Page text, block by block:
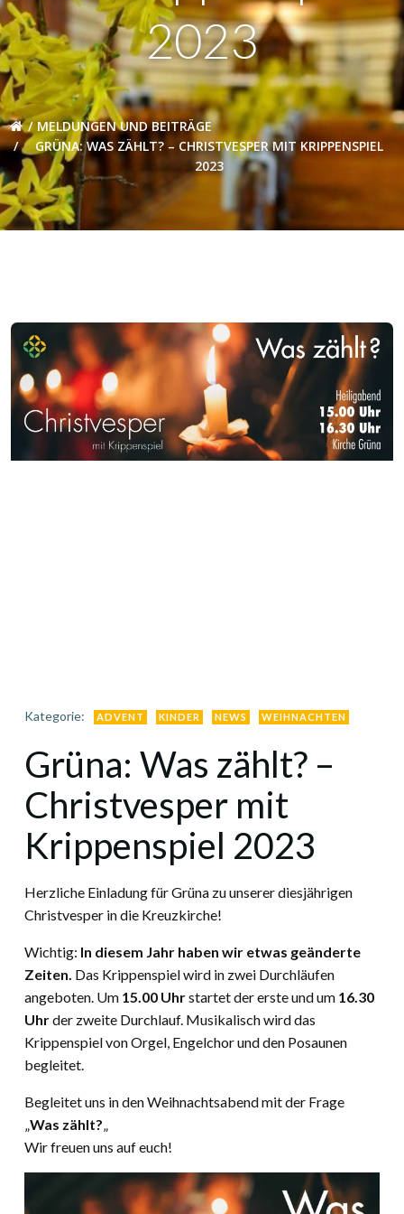
2023
MELDUNGEN UND BEITRÄGE
GRÜNA: WAS ZÄHLT? – CHRISTVESPER MIT KRIPPENSPIEL
2023
Kategorie: ADVENT KINDER NEWS WEIHNACHTEN
Grüna: Was zählt? –
Christvesper mit
Krippenspiel 2023
Herzliche Einladung für Grüna zu unserer diesjährigen
Christvesper in die Kreuzkirche!
Wichtig: In diesem Jahr haben wir etwas geänderte
Zeiten. Das Krippenspiel wird in zwei Durchläufen
angeboten. Um 15.00 Uhrstartet der erste und um 16.30
Uhrder zweite Durchlauf. Musikalisch wird das
Krippenspiel von Orgel, Engelchor und den Posaunen
begleitet.
Begleitet uns in den Weihnachtsabend mit der Frage
„Was zählt?„
Wir freuen uns auf euch!